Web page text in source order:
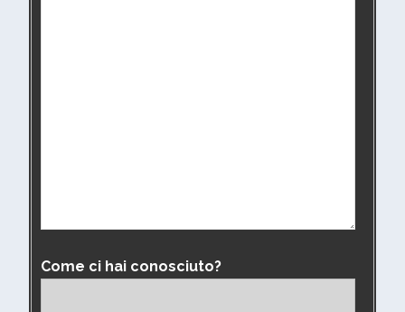
Come ci hai conosciuto?